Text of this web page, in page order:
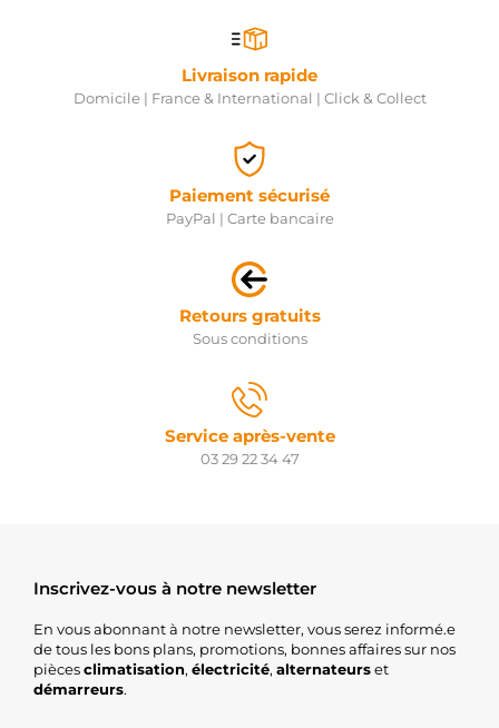
Livraison rapide
Domicile | France & International | Click & Collect
Paiement sécurisé
PayPal | Carte bancaire
Retours gratuits
Sous conditions
Service après-vente
03 29 22 34 47
Inscrivez-vous à notre newsletter
En vous abonnant à notre newsletter, vous serez informé.e
de tous les bons plans, promotions, bonnes affaires sur nos
piècesclimatisation, électricité, alternateurset
démarreurs.